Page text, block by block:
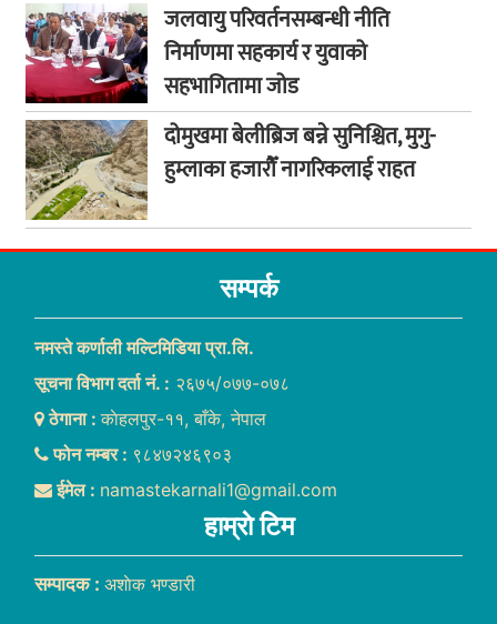
जलवायु परिवर्तनसम्बन्धी नीति
निर्माणमा सहकार्य र युवाको
सहभागितामा जोड
दोमुखमा बेलीब्रिज बन्ने सुनिश्चित, मुगु-
हुम्लाका हजारौँ नागरिकलाई राहत
सम्पर्क
नमस्ते कर्णाली मल्टिमिडिया प्रा.लि.
सूचना विभाग दर्ता नं. : २६७५/०७७-०७८
ठेगाना :काेहलपुर-११, बाँके, नेपाल
फोन नम्बर : ९८४७२४६९०३
ईमेल : namastekarnali1@gmail.com
हाम्राे टिम
सम्पादक : अशाेक भण्डारी